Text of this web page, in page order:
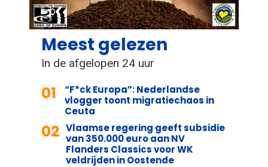
Meest gelezen
In de afgelopen 24 uur
01
“F*ck Europa”: Nederlandse
vlogger toont migratiechaos in
Ceuta
02 Vlaamse regering geeft subsidie
van 350.000 euro aan NV
Flanders Classics voor WK
veldrijden in Oostende